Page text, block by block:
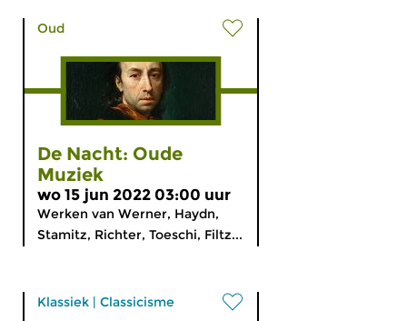
Oud
De Nacht: Oude
Muziek
wo 15 jun 2022 03:00 uur
Werken van Werner, Haydn,
Stamitz, Richter, Toeschi, Filtz...
Klassiek | Classicisme